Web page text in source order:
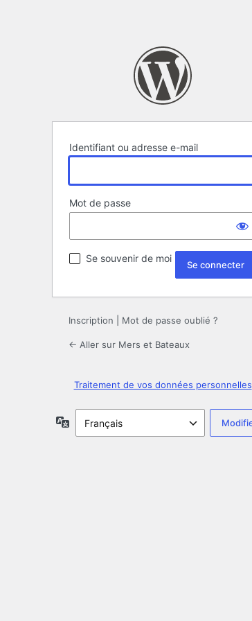
Identifiant ou adresse e-mail
Mot de passe
Se souvenir de moi
Inscription Mot de passe oublié ?
← Aller sur Mers et Bateaux
Traitement de vos données personnelles
Langue